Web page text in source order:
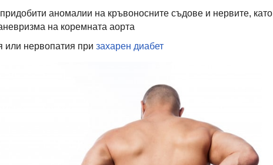
аномалии на кръвоносните съдове и нервите, като
на коремната аорта
или нервопатия при захарен диабет